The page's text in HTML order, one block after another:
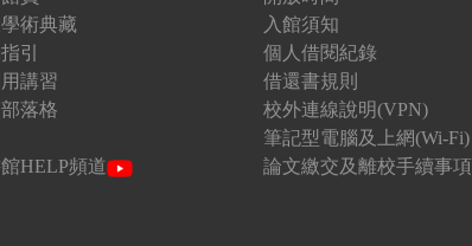
術典藏
引
講習
落格
HELP頻道
入館須知
個人借閱紀錄
借還書規則
校外連線說明(VPN)
筆記型電腦及上網(Wi-Fi)
論文繳交及離校手續事項